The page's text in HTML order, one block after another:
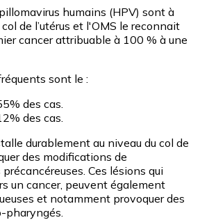
humains (HPV) sont à
col de l’utérus et l'OMS le reconnait
cancer attribuable à 100 % à une
sont le :
des cas.
des cas.
durablement au niveau du col de
des modifications de
précancéreuses. Ces lésions qui
un cancer, peuvent également
et notamment provoquer des
pharyngés.